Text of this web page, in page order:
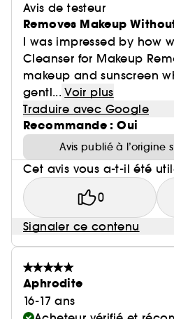
Avis de testeur
Removes Makeup
I was impressed by how
Cleanser for Makeup
makeup and sunscreen
gentl... Voir plus
Traduire avec Google
Recommande : Oui
Avis publié à l’origine
Cet avis vous a-t-il été
0
Signaler ce contenu
Aphrodite
16-17 ans